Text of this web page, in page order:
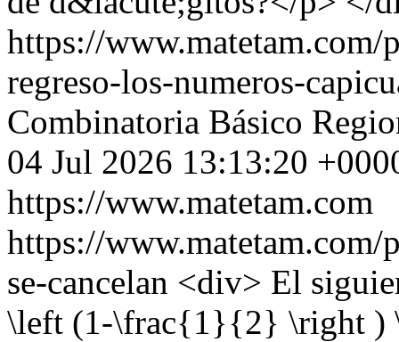
https://
regreso-los-numeros-
Combinatoria Básico
04 Jul 2026 13:13:20
https://www.matetam.com
https://www.matetam.com/
se-cancelan <div> El
\left (1-\frac{1}{2} \right